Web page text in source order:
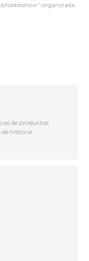
organizada
de productos
historia.